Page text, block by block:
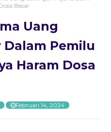
Besar
Uang
Dalam Pemilu
Haram Dosa
Februari 14, 2024